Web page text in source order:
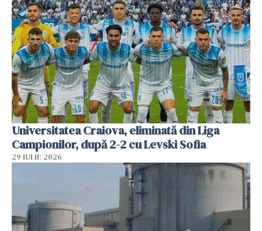
Universitatea Craiova, eliminată din Liga
Campionilor, după 2-2 cu Levski Sofia
29 IULIE 2026